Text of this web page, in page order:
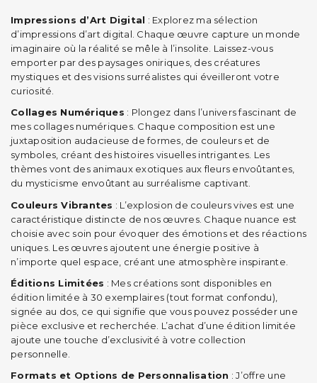
Impressions d’Art Digital : Explorez ma sélection
d’impressions d’art digital. Chaque œuvre capture un monde
imaginaire où la réalité se mêle à l’insolite. Laissez-vous
emporter par des paysages oniriques, des créatures
mystiques et des visions surréalistes qui éveilleront votre
curiosité.
Collages Numériques : Plongez dans l’univers fascinant de
mes collages numériques. Chaque composition est une
juxtaposition audacieuse de formes, de couleurs et de
symboles, créant des histoires visuelles intrigantes. Les
thèmes vont des animaux exotiques aux fleurs envoûtantes,
du mysticisme envoûtant au surréalisme captivant.
Couleurs Vibrantes : L’explosion de couleurs vives est une
caractéristique distincte de nos œuvres. Chaque nuance est
choisie avec soin pour évoquer des émotions et des réactions
uniques. Les œuvres ajoutent une énergie positive à
n’importe quel espace, créant une atmosphère inspirante.
Éditions Limitées : Mes créations sont disponibles en
édition limitée à 30 exemplaires (tout format confondu),
signée au dos, ce qui signifie que vous pouvez posséder une
pièce exclusive et recherchée. L’achat d’une édition limitée
ajoute une touche d’exclusivité à votre collection
personnelle.
Formats et Options de Personnalisation : J’offre une